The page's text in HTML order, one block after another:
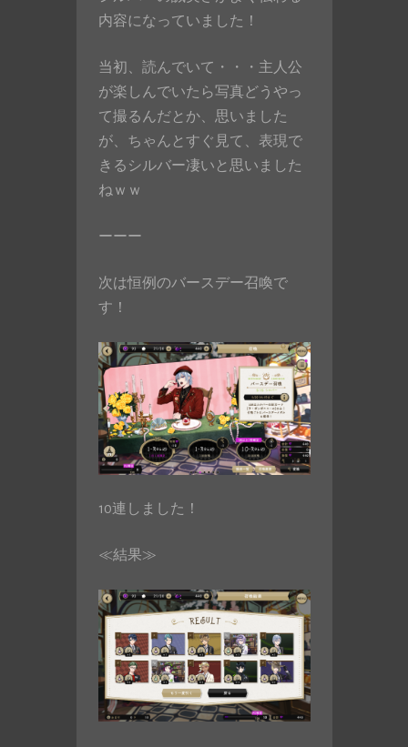
内容になっていました！
当初、読んでいて・・・主人公
が楽しんでいたら写真どうやっ
て撮るんだとか、思いました
が、ちゃんとすぐ見て、表現で
きるシルバー凄いと思いました
ねｗｗ
ーーー
次は恒例のバースデー召喚で
す！
10連しました！
≪結果≫